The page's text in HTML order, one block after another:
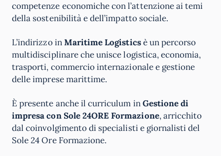
competenze economiche con l’attenzione ai temi
della sostenibilità e dell’impatto sociale.
L’indirizzo inMaritime Logisticsè un percorso
multidisciplinare che unisce logistica, economia,
trasporti, commercio internazionale e gestione
delle imprese marittime.
È presente anche il curriculum inGestione di
impresa con Sole 24ORE Formazione, arricchito
dal coinvolgimento di specialisti e giornalisti del
Sole 24 Ore Formazione.